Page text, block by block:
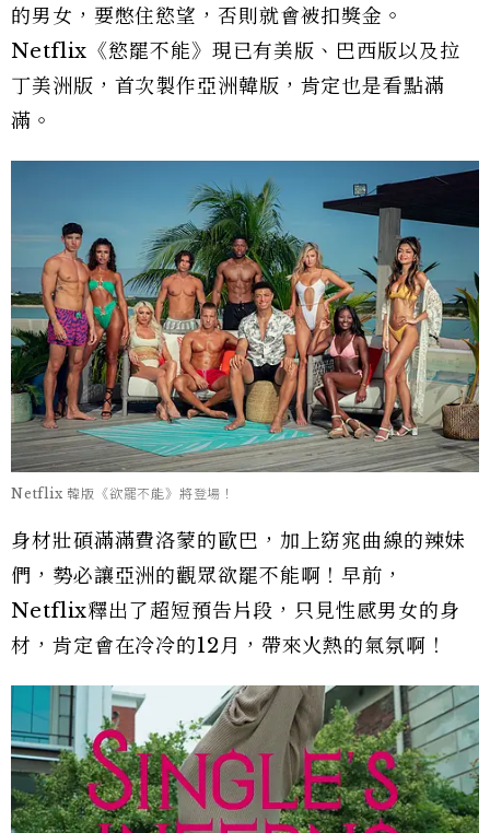
的男女，要憋住慾望，否則就會被扣獎金。
Netflix《慾罷不能》現已有美版、巴西版以及拉
丁美洲版，首次製作亞洲韓版，肯定也是看點滿
滿。
Netflix 韓版《欲罷不能》將登場！
身材壯碩滿滿費洛蒙的歐巴，加上窈宨曲線的辣妹
們，勢必讓亞洲的觀眾欲罷不能啊！早前，
Netflix釋出了超短預告片段，只見性感男女的身
材，肯定會在冷冷的12月，帶來火熱的氣氛啊！